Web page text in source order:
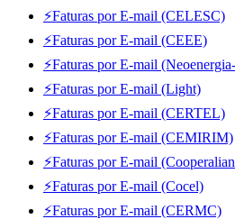
⚡Faturas por E-mail (CELESC)
⚡Faturas por E-mail (CEEE)
⚡Faturas por E-mail
⚡Faturas por E-mail (Light)
⚡Faturas por E-mail (CERTEL)
⚡Faturas por E-mail (CEMIRIM)
⚡Faturas por E-mail
⚡Faturas por E-mail (Cocel)
⚡Faturas por E-mail (CERMC)